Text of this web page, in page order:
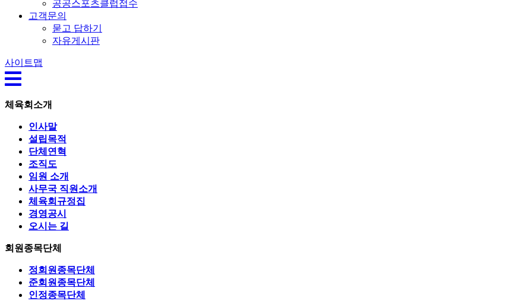
공공스포츠클럽접수
고객문의
묻고 답하기
자유게시판
사이트맵
체육회소개
인사말
설립목적
단체연혁
조직도
임원 소개
사무국 직원소개
체육회규정집
경영공시
오시는 길
회원종목단체
정회원종목단체
준회원종목단체
인정종목단체